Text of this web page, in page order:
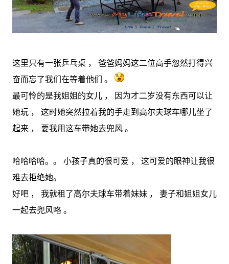
这里只有一张乒乓桌 ， 爸爸妈妈这二位高手忽然打得兴
奋而忘了我们在等着他们 。
最可怜的是我姐姐的女儿 ， 因为才二岁没有东西可以让
她玩 ， 这时她突然拉着我的手走到高尔夫球车哪儿坐了
起来 ， 要我用这车带她去兜风 。
哈哈哈哈。。 小孩子真的很可爱 ， 这可爱的眼神让我很
难去拒绝她。
好吧 ， 我就租了高尔夫球车带着妹妹 ， 妻子和姐姐女儿
一起去兜风咯 。